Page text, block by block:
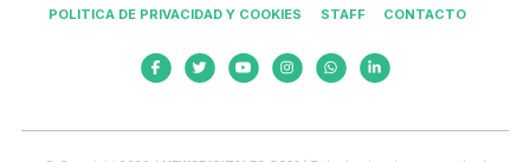
POLITICA DE PRIVACIDAD Y COOKIES STAFF CONTACTO